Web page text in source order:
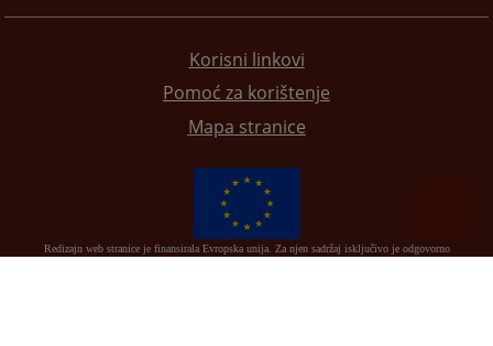
Korisni linkovi
Pomoć za korištenje
Mapa stranice
Redizajn web stranice je finansirala Evropska unija. Za njen sadržaj isključivo je odgovorno